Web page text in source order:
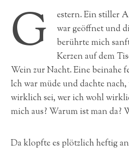
G
estern. Ein stiller
war geöffnet und
berührte mich
Kerzen auf dem
Wein zur Nacht. Eine beinahe
Ich war müde und dachte
wirklich sei, wer ich wohl
mich aus? Warum ist man da?
Da klopfte es plötzlich heftig